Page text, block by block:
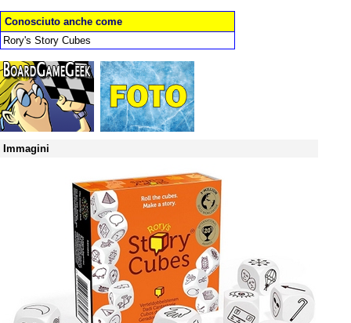
Conosciuto anche come
Rory's Story Cubes
Immagini